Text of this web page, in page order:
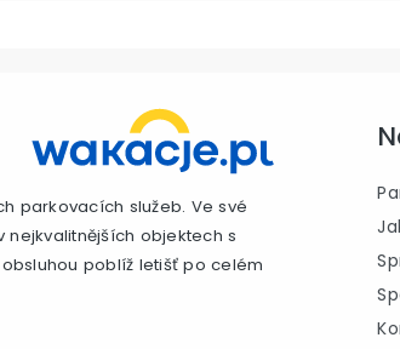
parkovacích služeb. Ve své
objektech s
poblíž letišť po celém